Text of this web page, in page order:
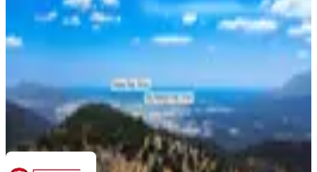
1047 m²
2.292/m²·27.07.2026
2.400.000 ₺
Remax AquaKAMER SİMGE DENİZCİLER